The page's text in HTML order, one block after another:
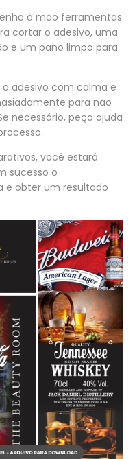
à mão ferramentas
cortar o adesivo, uma
e um pano limpo para
o adesivo com calma e
para não
necessário, peça ajuda
você estará
sucesso o
e obter um resultado